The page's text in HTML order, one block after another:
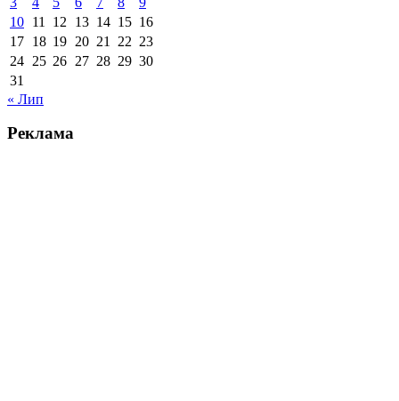
10 11 12 13 14 15 16
17 18 19 20 21 22 23
24 25 26 27 28 29 30
31
« Лип
Реклама